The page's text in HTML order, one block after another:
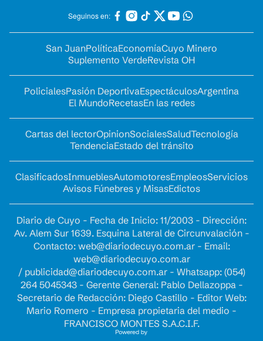
Seguinos en:
San JuanPolíticaEconomíaCuyo Minero
Suplemento VerdeRevista OH
PolicialesPasión DeportivaEspectáculosArgentina
El MundoRecetasEn las redes
Cartas del lectorOpinionSocialesSaludTecnología
TendenciaEstado del tránsito
ClasificadosInmueblesAutomotoresEmpleosServicios
Avisos Fúnebres y MisasEdictos
Diario de Cuyo - Fecha de Inicio: 11/2003 - Dirección:
Av. Alem Sur 1639. Esquina Lateral de Circunvalación -
Contacto: web@diariodecuyo.com.ar- Email:
web@diariodecuyo.com.ar
/ publicidad@diariodecuyo.com.ar- Whatsapp: (054)
264 5045343 - Gerente General: Pablo Dellazoppa -
Secretario de Redacción: Diego Castillo - Editor Web:
Mario Romero - Empresa propietaria del medio -
FRANCISCO MONTES S.A.C.I.F.